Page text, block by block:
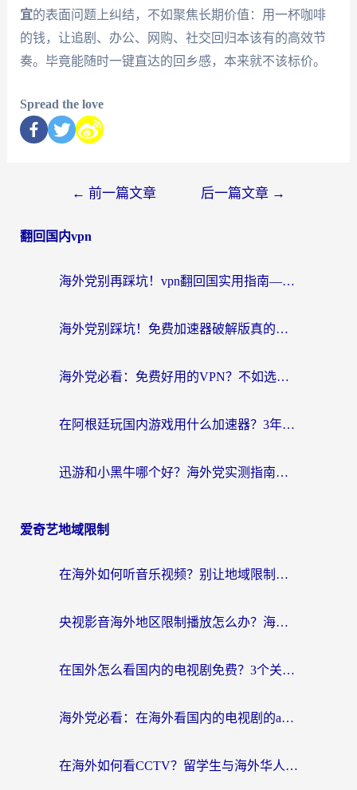
宜的表面问题上纠结，不如聚焦长期价值：用一杯咖啡
的钱，让追剧、办公、网购、社交回归本该有的高效节
奏。毕竟能随时一键直达的回乡感，本来就不该标价。
Spread the love
← 前一篇文章 后一篇文章 →
翻回国内vpn
海外党别再踩坑！vpn翻回国实用指南——选对加速器，国内资源无缝用
海外党别踩坑！免费加速器破解版真的能用？教你无缝访问国内资源的正确姿势
海外党必看：免费好用的VPN？不如选对转国内加速器实现无缝追剧
在阿根廷玩国内游戏用什么加速器？3年海外党亲测实用指南
迅游和小黑牛哪个好？海外党实测指南，选对中国地址加速器才能无缝刷国内资源
爱奇艺地域限制
在海外如何听音乐视频？别让地域限制挡住你的华语旋律
央视影音海外地区限制播放怎么办？海外华人必看的追剧自由指南
在国外怎么看国内的电视剧免费？3个关键步骤+1款靠谱加速器帮你搞定
海外党必看：在海外看国内的电视剧的app选对了吗？3步解决地域限制烦恼
在海外如何看CCTV？留学生与海外华人的实用回国加速指南